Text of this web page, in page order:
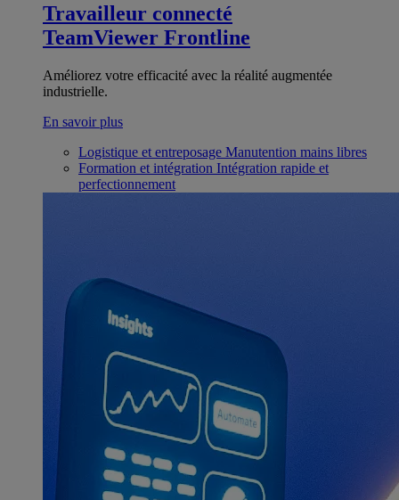
Travailleur connecté
TeamViewer Frontline
Améliorez votre efficacité avec la réalité augmentée
industrielle.
En savoir plus
Logistique et entreposage Manutention mains libres
Formation et intégration Intégration rapide et
perfectionnement